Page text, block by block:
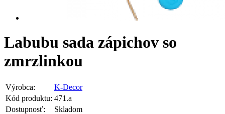
Labubu sada zápichov so
zmrzlinkou
Výrobca:
K-Decor
Kód produktu: 471.a
Dostupnosť:
Skladom